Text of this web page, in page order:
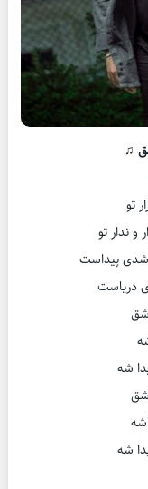
♫
تو
ندار تو
پیداست
دریاست
شه
شه